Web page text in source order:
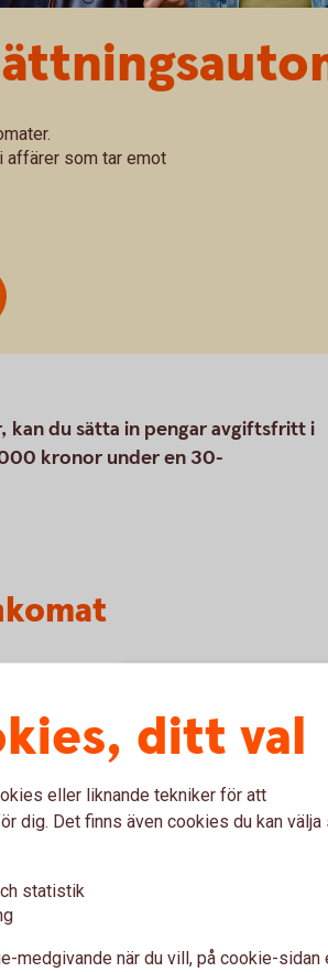
affärer som tar emot
kan du sätta in pengar avgiftsfritt i
kronor under en 30-
köp.
dem någon annanstans.
affärer som tar emot
ditt val
eller liknande tekniker för att
dig. Det finns även cookies du kan välja
statistik
medgivande när du vill, på cookie-sidan